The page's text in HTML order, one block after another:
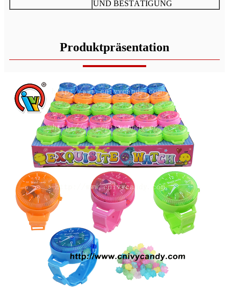
UND BESTÄTIGUNG
Produktpräsentation